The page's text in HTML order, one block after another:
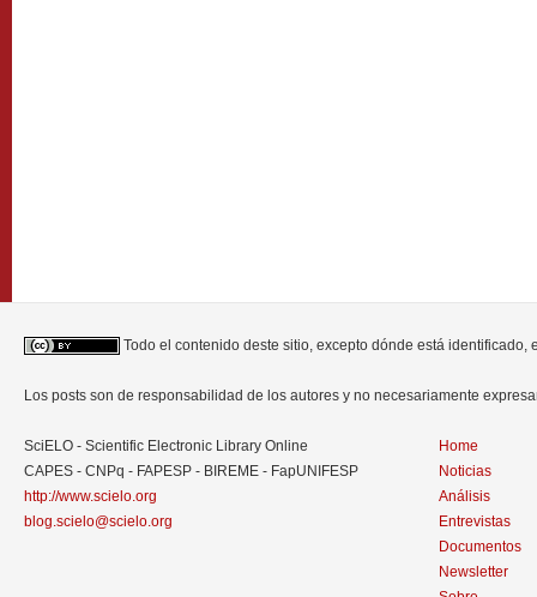
Todo el contenido deste sitio, excepto dónde está identificado,
Los posts son de responsabilidad de los autores y no necesariamente
SciELO - Scientific Electronic Library Online
CAPES - CNPq - FAPESP - BIREME - FapUNIFESP
http://www.scielo.org
blog.scielo@scielo.org
Home
Noticias
Análisis
Entrevistas
Documentos
Newsletter